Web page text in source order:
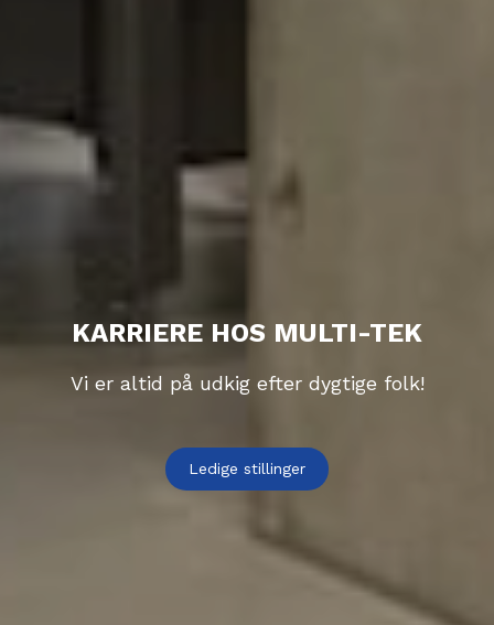
KARRIERE HOS MULTI-TEK
Vi er altid på udkig efter dygtige folk!
Ledige stillinger